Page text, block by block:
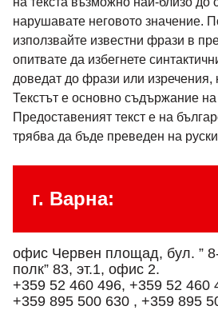
нарушавате неговото значение.
използвайте известни фрази в
опитвате да избегнете
доведат до фрази или изречения,
Текстът е основно съдържание
Предоставеният текст е на
трябва да бъде преведен на руски
г. Варна:
офис Червен площад, бул. ”
полк” 83, эт.1, офис 2.
+359 52 460 496, +359 52 460
+359 895 500 630 , +359 895